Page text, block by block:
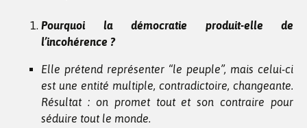
Pourquoi la démocratie produit-elle de
l’incohérence ?
Elle prétend représenter “le peuple”, mais celui-ci
est une entité multiple, contradictoire, changeante.
Résultat : on promet tout et son contraire pour
séduire tout le monde.